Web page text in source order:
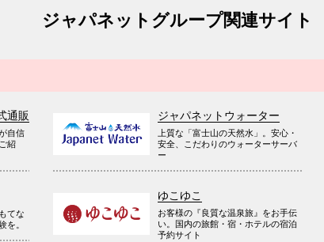
ジャパネットグループ関連サイト
通販
自信
紹
ジャパネットウォーター
上質な「富士山の天然水」。安心・
安全、こだわりのウォーターサーバ
ー
てな
。
ゆこゆこ
お客様の『良質な温泉旅』をお手伝
い。国内の旅館・宿・ホテルの宿泊
予約サイト